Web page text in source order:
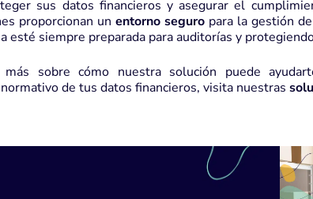
sus datos financieros y asegurar el
proporcionan un entorno seguropara la gestión
esté siempre preparada para auditorías y
más sobre cómo nuestra solución puede
de tus datos financieros, visita nuestras